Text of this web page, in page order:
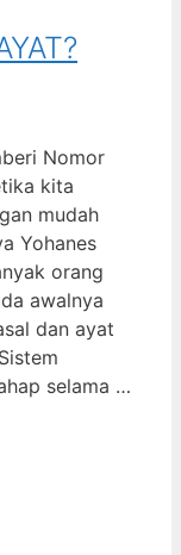
Nomor
kita
mudah
Yohanes
orang
awalnya
dan ayat
selama …